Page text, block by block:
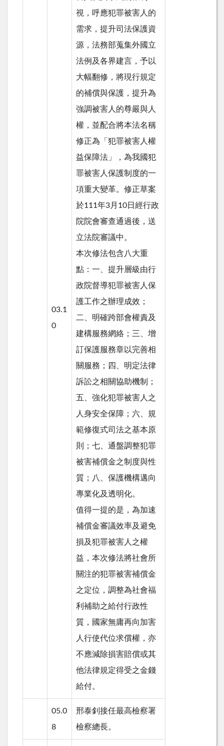
03.1
0
視，呼應犯罪被害人的
需求，提升司法保護資
源，法務部蒐集外國立
法例及各界建言，予以
大幅翻修，將現行規定
的補償與保護，提升為
強調被害人的尊嚴與人
權，並配合將本法名稱
修正為「犯罪被害人權
益保障法」，為我國犯
罪被害人保護制度的一
項重大變革。修正草案
於111年3月10日經行政
院院會審查通過後，送
立法院審議中。
本次修法包含八大重
點：一、提升層級由行
政院督導犯罪被害人保
護工作之辦理成效；
二、明確跨部會權責及
建構服務網絡；三、增
訂保護服務章以完善相
關服務；四、明定法律
訴訟之相關協助機制；
五、強化犯罪被害人之
人身安全保障；六、規
範修復式司法之基本原
則；七、通盤調整犯罪
被害補償金之制度與性
質；八、保護機構邁向
專業化及透明化。
值得一提的是，為加速
補償金審議效率及避免
損及犯罪被害人之權
益，本次修法將社會所
關注的犯罪被害補償金
之定位，調整為社會福
利補助之給付行政性
質，國家無庸再向加害
人行使代位求償權，亦
不應減除損害賠償或其
他法律規定得受之金錢
給付。
05.0
8
邢泰釗接任最高檢察署
檢察總長。